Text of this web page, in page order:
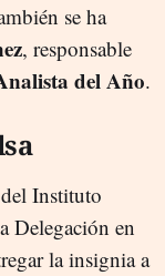
se ha
, responsable
del Año.
Instituto
Delegación en
la insignia a